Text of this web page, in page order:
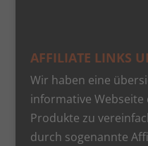
AFFILIATE LINKS
Wir haben eine
informative
Produkte zu
durch sogenannte